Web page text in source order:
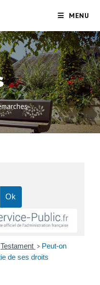
MENU
Testament > Peut-on
de ses droits